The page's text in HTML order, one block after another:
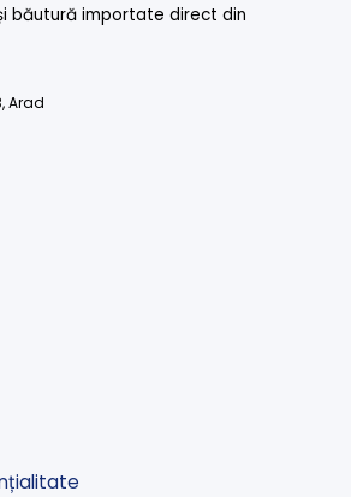
băutură importate direct din
Arad